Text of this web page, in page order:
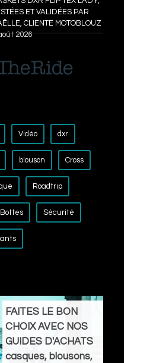
ET VALIDÉES PAR
CLIENTE MOTOBLOUZ
2026
Vidéo dxr
blouson Cross
Roadtrip
Bottes Sécurité
FAITES LE BON
CHOIX AVEC NOS
GUIDES D'ACHATS
casques, blousons,